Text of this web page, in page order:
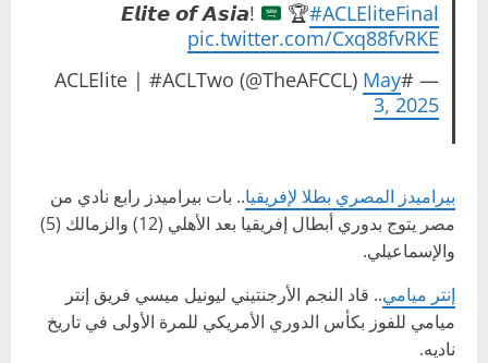
𝙀𝙡𝙞𝙩𝙚 𝙤𝙛 𝘼𝙨𝙞𝙖!
🏆#ACLEliteFinal
pic.twitter.com/Cxq88fvRKE
— #ACLElite | #ACLTwo (@TheAFCCL)
May
3, 2025
بيراميدز المصري بطلا لإفريقيا.. بات بيراميدز رابع نادي من
مصر يتوج بدوري أبطال إفريقيا بعد الأهلي (12) والزمالك (5)
والإسماعيلي.
إنتر ميامي.. قاد النجم الأرجنتيني ليونيل ميسي فريق إنتر
ميامي للفوز بكأس الدوري الأمريكي للمرة الأولى في تاريخ
ناديه.